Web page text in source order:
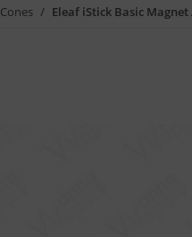
Eleaf iStick Basic